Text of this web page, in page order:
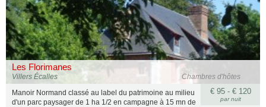
Les Florimanes
Chambres d'hôtes
Villers Écalles
€ 95 - € 120
par nuit
Manoir Normand classé au label du patrimoine au milieu
d'un parc paysager de 1 ha 1/2 en campagne à 15 mn de